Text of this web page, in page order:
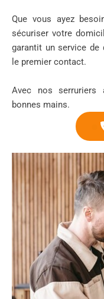
Que vous ayez
sécuriser votre
garantit un service
le premier contact.
Avec nos serruriers
bonnes mains.